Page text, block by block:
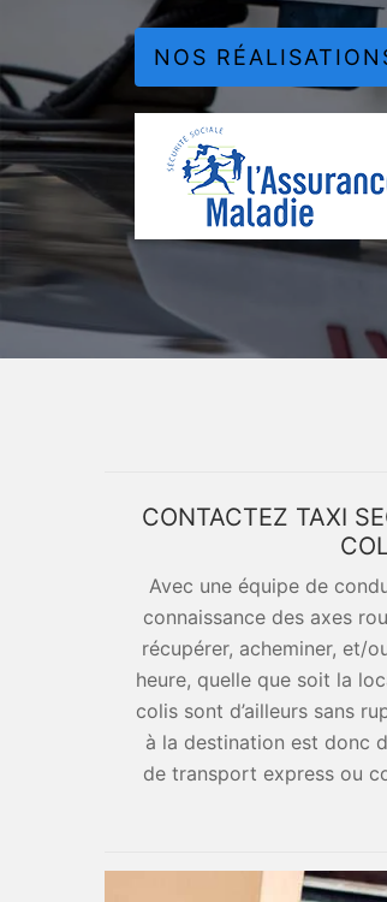
NOS
CONTACTEZ TAXI
Avec une équipe de
connaissance des axes
récupérer, acheminer, et/
heure, quelle que soit la
colis sont d’ailleurs sans
à la destination est donc
de transport express ou